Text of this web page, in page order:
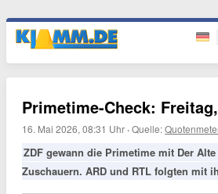
Primetime-Check:
16. Mai 2026, 08:31 Uhr ·Quelle:
ZDF gewann die Primetime mit Der
Zuschauern. ARD und RTL folgten mit